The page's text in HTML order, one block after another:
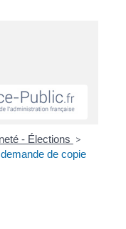
- Élections >
de copie